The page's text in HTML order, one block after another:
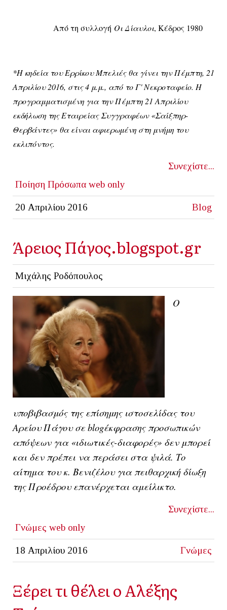
Από τη συλλογή Οι Δίαυλοι, Κέδρος 1980
*Η κηδεία του Ερρίκου Μπελιές θα γίνει την Πέμπτη, 21
Απριλίου 2016, στις 4 μ.μ., από το Γ' Νεκροταφείο. Η
προγραμματισμένη για την Πέμπτη 21 Απριλίου
εκδήλωση της Εταιρείας Συγγραφέων «Σαίξπηρ-
Θερβάντες» θα είναι αφιερωμένη στη μνήμη του
εκλιπόντος.
Συνεχίστε...
Ποίηση Πρόσωπα web only
20 Απριλίου 2016 Blog
Άρειος Πάγος.blogspot.gr
Μιχάλης Ροδόπουλος
Ο
υποβιβασμός της επίσημης ιστοσελίδας του
Αρείου Πάγου σε blogέκφρασης προσωπικών
απόψεων για «ιδιωτικές-διαφορές» δεν μπορεί
και δεν πρέπει να περάσει στα ψιλά. Το
αίτημα του κ. Βενιζέλου για πειθαρχική δίωξη
της Προέδρου επανέρχεται αμείλικτο.
Συνεχίστε...
Γνώμες web only
18 Απριλίου 2016 Γνώμες
Ξέρει τι θέλει ο Αλέξης